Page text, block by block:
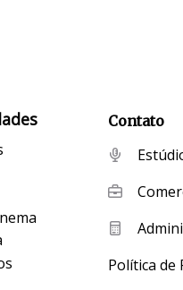
Contato
Política de